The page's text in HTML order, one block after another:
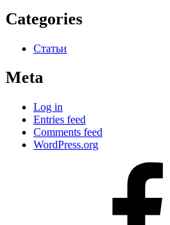
Categories
Статьи
Meta
Log in
Entries feed
Comments feed
WordPress.org